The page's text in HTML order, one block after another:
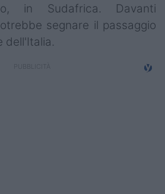
in Sudafrica. Davanti
segnare il passaggio
dell'Italia.